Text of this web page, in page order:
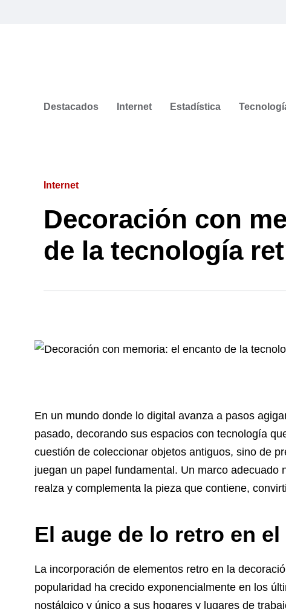
Destacados Internet Estadística
Internet
Decoración con
de la tecnología
En un mundo donde lo digital avanza a pasos
pasado, decorando sus espacios con tecnología
cuestión de coleccionar objetos antiguos, sino de
juegan un papel fundamental. Un marco
realza y complementa la pieza que contiene,
El auge de lo retro en
La incorporación de elementos retro en la
popularidad ha crecido exponencialmente en los
nostálgico y único a sus hogares y lugares de